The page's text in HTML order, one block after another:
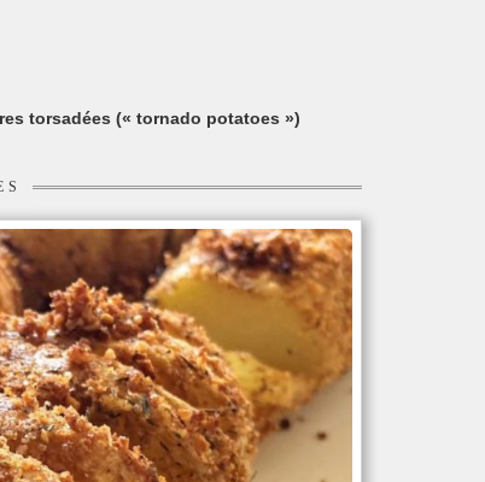
torsadées (« tornado potatoes »)